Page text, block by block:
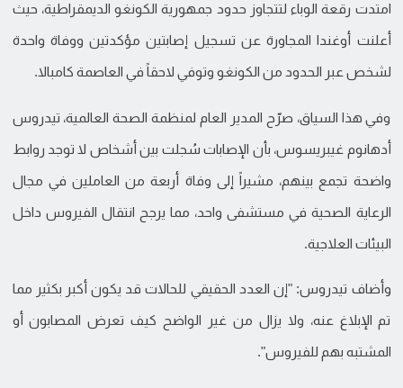
امتدت رقعة الوباء لتتجاوز حدود جمهورية الكونغو الديمقراطية، حيث
أعلنت أوغندا المجاورة عن تسجيل إصابتين مؤكدتين ووفاة واحدة
لشخص عبر الحدود من الكونغو وتوفي لاحقاً في العاصمة كامبالا.
وفي هذا السياق، صرّح المدير العام لمنظمة الصحة العالمية، تيدروس
أدهانوم غيبريسوس، بأن الإصابات سُجلت بين أشخاص لا توجد روابط
واضحة تجمع بينهم، مشيراً إلى وفاة أربعة من العاملين في مجال
الرعاية الصحية في مستشفى واحد، مما يرجح انتقال الفيروس داخل
البيئات العلاجية.
وأضاف تيدروس: "إن العدد الحقيقي للحالات قد يكون أكبر بكثير مما
تم الإبلاغ عنه، ولا يزال من غير الواضح كيف تعرض المصابون أو
المشتبه بهم للفيروس".